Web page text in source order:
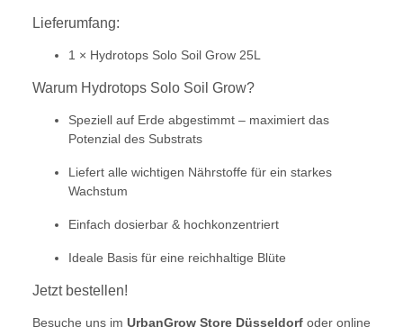
Lieferumfang:
1 × Hydrotops Solo Soil Grow 25L
Warum Hydrotops Solo Soil Grow?
Speziell auf Erde abgestimmt – maximiert das
Potenzial des Substrats
Liefert alle wichtigen Nährstoffe für ein starkes
Wachstum
Einfach dosierbar & hochkonzentriert
Ideale Basis für eine reichhaltige Blüte
Jetzt bestellen!
Besuche uns im UrbanGrow Store Düsseldorf oder online